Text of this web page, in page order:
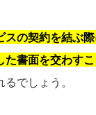
スの契約を結ぶ
た書面を交わすこ
でしょう。